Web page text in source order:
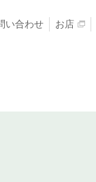
い合わせ お店